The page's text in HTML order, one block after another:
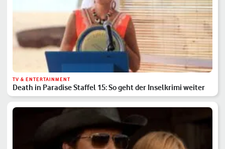
TV & ENTERTAINMENT
Death in Paradise Staffel 15: So geht der Inselkrimi weiter